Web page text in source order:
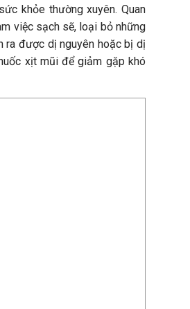
khỏe thường xuyên. Quan
việc sạch sẽ, loại bỏ những
ra được dị nguyên hoặc bị dị
xịt mũi để giảm gặp khó